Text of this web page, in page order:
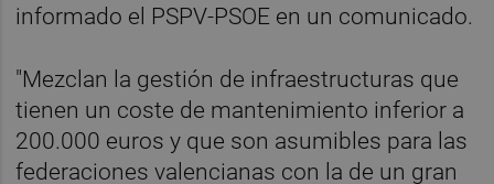
informado el PSPV-PSOE en un comunicado.
"Mezclan la gestión de infraestructuras que
tienen un coste de mantenimiento inferior a
200.000 euros y que son asumibles para las
federaciones valencianas con la de un gran